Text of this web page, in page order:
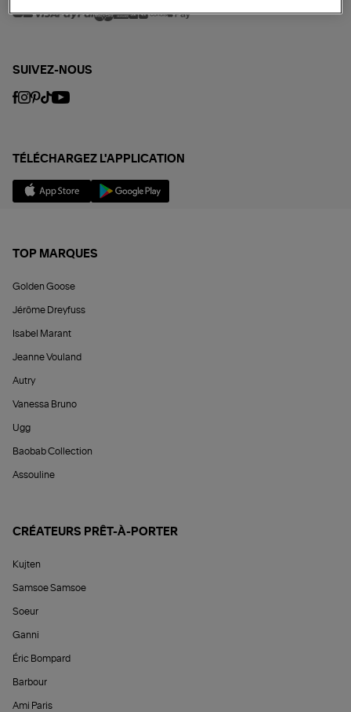
SUIVEZ-NOUS
TÉLÉCHARGEZ L'APPLICATION
TOP MARQUES
Golden Goose
Jérôme Dreyfuss
Isabel Marant
Jeanne Vouland
Autry
Vanessa Bruno
Ugg
Baobab Collection
Assouline
CRÉATEURS PRÊT-À-PORTER
Kujten
Samsoe Samsoe
Soeur
Ganni
Éric Bompard
Barbour
Ami Paris